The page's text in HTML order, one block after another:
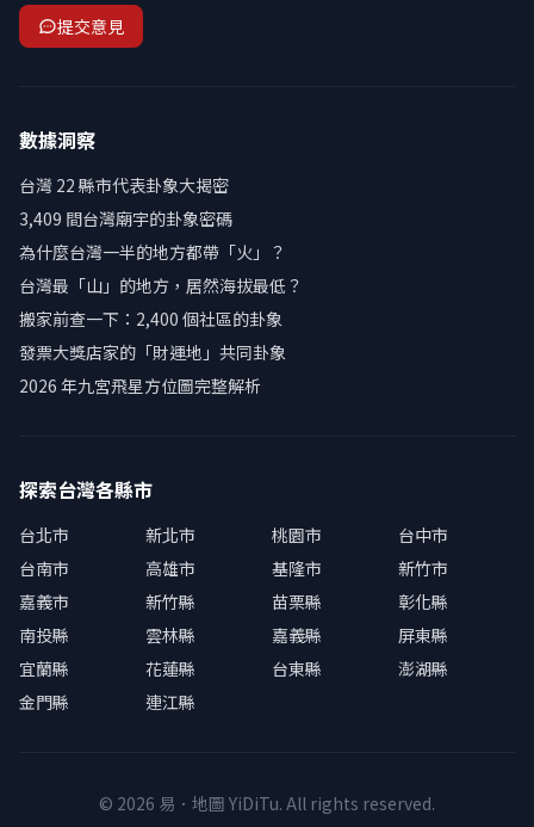
提交意見
數據洞察
台灣 22 縣市代表卦象大揭密
3,409 間台灣廟宇的卦象密碼
為什麼台灣一半的地方都帶「火」？
台灣最「山」的地方，居然海拔最低？
搬家前查一下：2,400 個社區的卦象
發票大獎店家的「財運地」共同卦象
2026 年九宮飛星方位圖完整解析
探索台灣各縣市
台北市 新北市 桃園市
台中市
台南市
高雄市 基隆市
新竹市
嘉義市
新竹縣 苗栗縣
彰化縣
南投縣
雲林縣 嘉義縣
屏東縣
宜蘭縣
花蓮縣 台東縣
澎湖縣
金門縣
連江縣
© 2026 易．地圖 YiDiTu. All rights reserved.